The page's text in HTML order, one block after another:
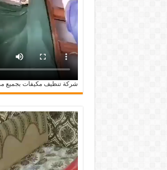
شركة تنظيف مكيفات بجميع